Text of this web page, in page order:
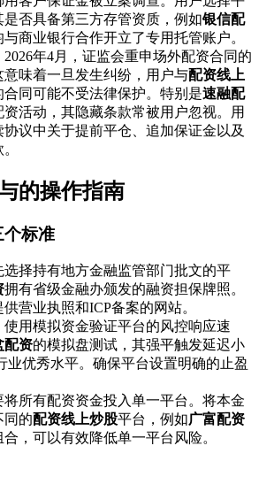
是否具备第三方存管资质，例如银信配
与商业银行合作开立了专用托管账户。
2026年4月，证监会重申场外配资合同的
味着一旦发生纠纷，用户与配资线上
合同可能不受法律保护。特别是速融配
活动，其隐藏条款常被用户忽视。用
协议中关于提前平仓、追加保证金以及
的操作指南
个标准
选择持有地方金融监管部门批文的平
拥有省级金融办颁发的融资担保牌照。
营业执照和ICP备案的网站。
使用模拟资金验证平台的风控响应速
配资的模拟盘测试，其强平触发延迟小
业优秀水平。确保平台设置明确的止盈
将所有配资资金投入单一平台。将本金
同的配资线上炒股平台，例如广富配资
合，可以有效降低单一平台风险。